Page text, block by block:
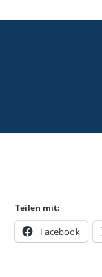
Teilen mit:
Facebook